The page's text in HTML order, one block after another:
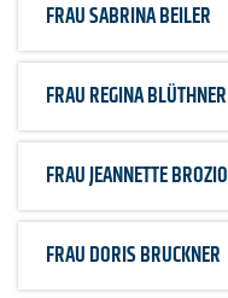
FRAUSABRINA BEILER
FRAUREGINA BLÜTHNER
FRAUJEANNETTE BROZIO
FRAUDORIS BRUCKNER